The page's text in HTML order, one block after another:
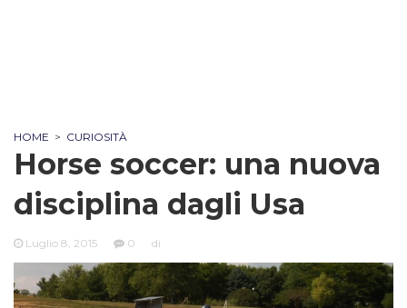
HOME > CURIOSITÀ
Horse soccer: una nuova
disciplina dagli Usa
Luglio 8, 2015 0 di